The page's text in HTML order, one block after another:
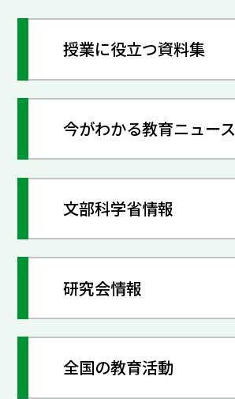
授業に役立つ資料集
今がわかる教育ニュース
文部科学省情報
研究会情報
全国の教育活動